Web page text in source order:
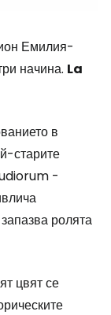
Емилия-
начина. La
в
старите
-
ролята
цвят се